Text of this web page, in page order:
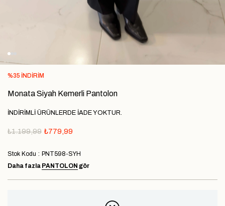
%35 İNDIRIM
Monata Siyah Kemerli Pantolon
İNDİRİMLİ ÜRÜNLERDE İADE YOKTUR.
₺1.199,99 ₺779,99
Stok Kodu
PNT598-SYH
Daha fazla PANTOLON gör